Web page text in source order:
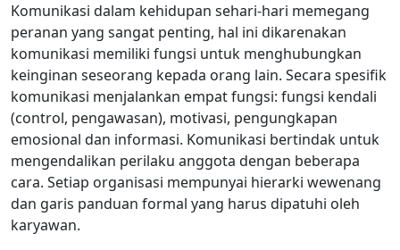
Komunikasi dalam kehidupan sehari-hari memegang
peranan yang sangat penting, hal ini dikarenakan
komunikasi memiliki fungsi untuk menghubungkan
keinginan seseorang kepada orang lain. Secara spesifik
komunikasi menjalankan empat fungsi: fungsi kendali
(control, pengawasan), motivasi, pengungkapan
emosional dan informasi. Komunikasi bertindak untuk
mengendalikan perilaku anggota dengan beberapa
cara. Setiap organisasi mempunyai hierarki wewenang
dan garis panduan formal yang harus dipatuhi oleh
karyawan.